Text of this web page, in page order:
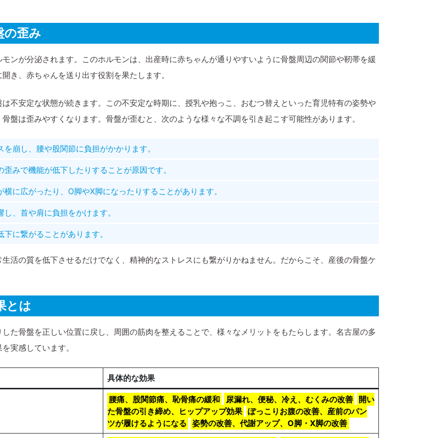
の歪み
ンが分泌されます。このホルモンは、出産時に赤ちゃんが通りやすいように骨盤周辺の関節や靭帯を緩
き、赤ちゃんを送り出す役割を果たします。
不安定な状態が続きます。この不安定な時期に、授乳や抱っこ、おむつ替えといった育児特有の姿勢や
盤は歪みやすくなります。骨盤が歪むと、次のような様々な不調を引き起こす可能性があります。
を崩し、腰や股関節に負担がかかります。
歪みで機能が低下したりすることが原因です。
横に広がったり、O脚やX脚になったりすることがあります。
、首や肩に負担をかけます。
下に繋がることがあります。
活の質を低下させるだけでなく、精神的なストレスにも繋がりかねません。だからこそ、産後の骨盤ケ
とは
た骨盤を正しい位置に戻し、周囲の筋肉を整えることで、様々なメリットをもたらします。名古屋の多
実感しています。
具体的な効果
腰痛、股関節痛、恥骨痛の緩和 尿漏れ、便秘、冷え、むくみの改善
開い
た骨盤の引き締め、ヒップアップ効果 ぽっこりお腹の改善、産前のパン
ツが履けるようになる
姿勢の改善、代謝アップ、O脚・X脚の改善